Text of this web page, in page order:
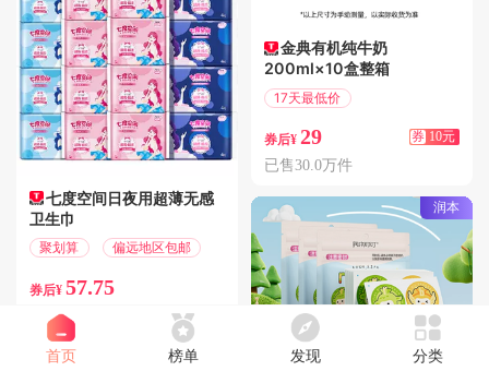
七度空间日夜用超薄无感
卫生巾
聚划算 偏远地区包邮
券后¥ 57.75
已售1.0万件
金典有机纯牛奶
200ml×10盒整箱
17天最低价
券后¥ 29 券 10元
已售30.0万件
润本
首页 榜单 发现 分类